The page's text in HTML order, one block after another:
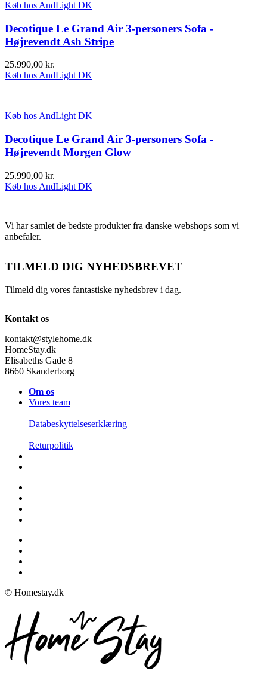
Køb hos AndLight DK
Decotique Le Grand Air 3-personers Sofa -
Højrevendt Ash Stripe
25.990,00 kr.
Køb hos AndLight DK
Køb hos AndLight DK
Decotique Le Grand Air 3-personers Sofa -
Højrevendt Morgen Glow
25.990,00 kr.
Køb hos AndLight DK
Vi har samlet de bedste produkter fra danske webshops som vi
anbefaler.
TILMELD DIG NYHEDSBREVET
Tilmeld dig vores fantastiske nyhedsbrev i dag.
Kontakt os
kontakt@stylehome.dk
HomeStay.dk
Elisabeths Gade 8
8660 Skanderborg
Om os
Vores team
Databeskyttelseserklæring
Returpolitik
© Homestay.dk